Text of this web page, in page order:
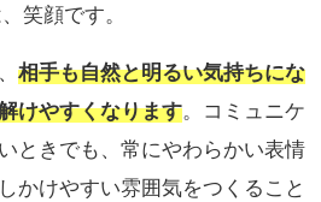
笑顔です。
相手も自然と明るい気持ちにな
けやすくなります。コミュニケ
ときでも、常にやわらかい表情
かけやすい雰囲気をつくること